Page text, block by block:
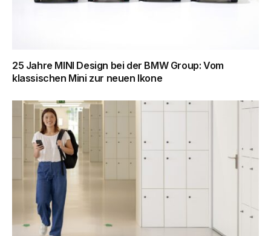
25 Jahre MINI Design bei der BMW Group: Vom
klassischen Mini zur neuen Ikone